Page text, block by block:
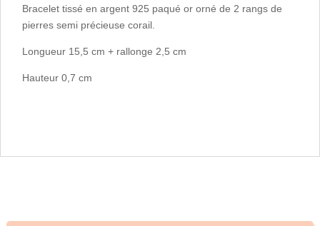
Bracelet tissé en argent 925 paqué or orné de 2 rangs de
pierres semi précieuse corail.
Longueur 15,5 cm + rallonge 2,5 cm
Hauteur 0,7 cm